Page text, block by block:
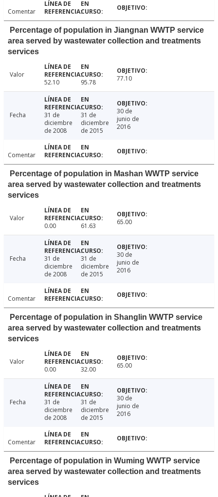
Comentar
Percentage of population in Jiangnan WWTP service
area served by wastewater collection and treatments
services
Valor
52.10
95.78 77.10
Fecha
31 de
diciembre
de 2008
31 de
diciembre
de 2015
30 de
junio de
2016
Comentar
Percentage of population in Mashan WWTP service
area served by wastewater collection and treatments
services
Valor
0.00
61.63 65.00
Fecha
31 de
diciembre
de 2008
31 de
diciembre
de 2015
30 de
junio de
2016
Comentar
Percentage of population in Shanglin WWTP service
area served by wastewater collection and treatments
services
Valor
0.00
32.00 65.00
Fecha
31 de
diciembre
de 2008
31 de
diciembre
de 2015
30 de
junio de
2016
Comentar
Percentage of population in Wuming WWTP service
area served by wastewater collection and treatments
services